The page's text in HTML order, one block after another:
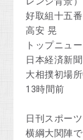
好取組十五番
高安 晃
トップニュ
日本経済新聞
大相撲初場
13時間前
日刊スポーツ
横綱大関陣